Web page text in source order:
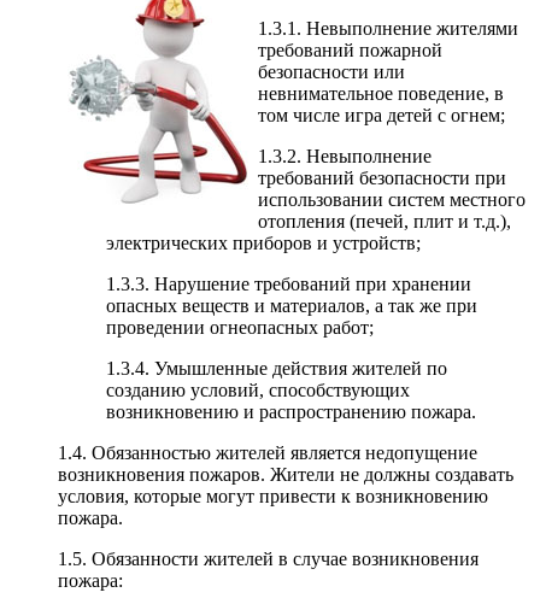
1.3.1. Невыполнение жителями
требований пожарной
безопасности или
невнимательное поведение, в
том числе игра детей с огнем;
1.3.2. Невыполнение
требований безопасности при
использовании систем местного
отопления (печей, плит и т.д.),
электрических приборов и устройств;
1.3.3. Нарушение требований при хранении
опасных веществ и материалов, а так же при
проведении огнеопасных работ;
1.3.4. Умышленные действия жителей по
созданию условий, способствующих
возникновению и распространению пожара.
1.4. Обязанностью жителей является недопущение
возникновения пожаров. Жители не должны создавать
условия, которые могут привести к возникновению
пожара.
1.5. Обязанности жителей в случае возникновения
пожара: